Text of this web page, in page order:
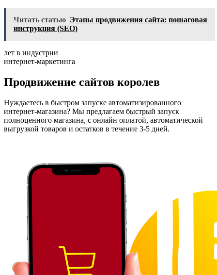
Читать статью Этапы продвижения сайта: пошаговая
инструкция (SEO)
лет в индустрии
интернет-маркетинга
Продвижение сайтов королев
Нуждаетесь в быстром запуске автоматизированного
интернет-магазина? Мы предлагаем быстрый запуск
полноценного магазина, с онлайн оплатой, автоматической
выгрузкой товаров и остатков в течение 3-5 дней.